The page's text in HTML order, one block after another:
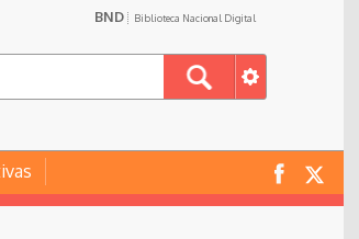
BND Biblioteca Nacional Digital